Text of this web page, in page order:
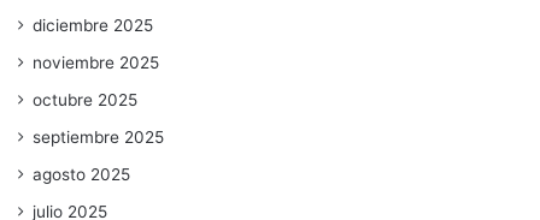
diciembre 2025
noviembre 2025
octubre 2025
septiembre 2025
agosto 2025
julio 2025